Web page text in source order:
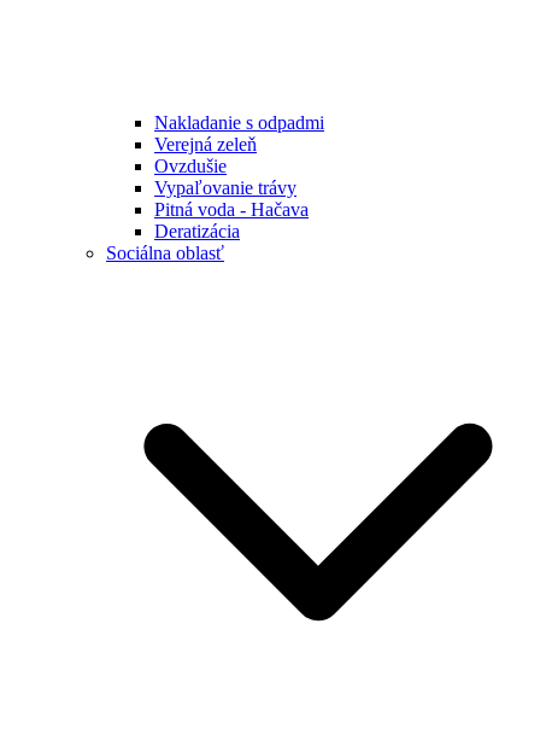
Nakladanie s odpadmi
Verejná zeleň
Ovzdušie
Vypaľovanie trávy
Pitná voda - Hačava
Deratizácia
Sociálna oblasť